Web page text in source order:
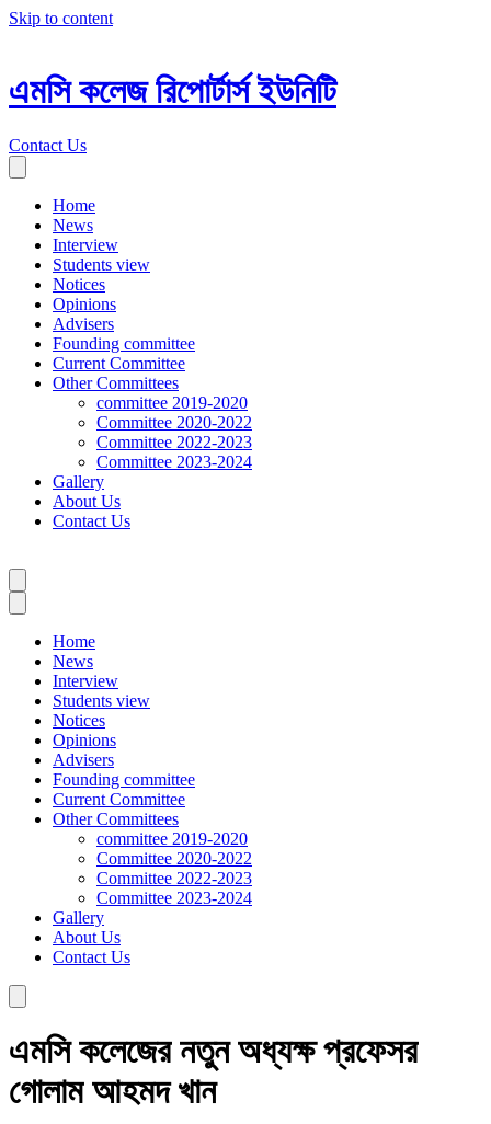
Skip to content
এমসি কলেজ রিপোর্টার্স ইউনিটি
Contact Us
Home
News
Interview
Students view
Notices
Opinions
Advisers
Founding committee
Current Committee
Other Committees
committee 2019-2020
Committee 2020-2022
Committee 2022-2023
Committee 2023-2024
Gallery
About Us
Contact Us
Home
News
Interview
Students view
Notices
Opinions
Advisers
Founding committee
Current Committee
Other Committees
committee 2019-2020
Committee 2020-2022
Committee 2022-2023
Committee 2023-2024
Gallery
About Us
Contact Us
এমসি কলেজের নতুন অধ্যক্ষ প্রফেসর
গোলাম আহমদ খান